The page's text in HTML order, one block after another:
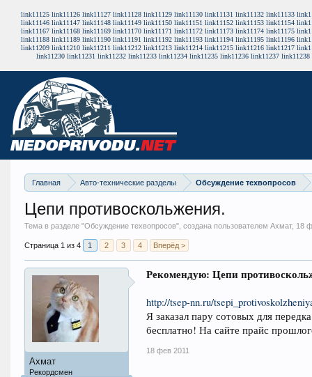
link11125 link11126 link11127 link11128 link11129 link11130 link11131 link11132 link11133
link11146 link11147 link11148 link11149 link11150 link11151 link11152 link11153 link11154
link11167 link11168 link11169 link11170 link11171 link11172 link11173 link11174 link11175
link11188 link11189 link11190 link11191 link11192 link11193 link11194 link11195 link11196
link11209 link11210 link11211 link11212 link11213 link11214 link11215 link11216 link11217
link11230 link11231 link11232 link11233 link11234 link11235 link11236 link11237 link11238
Главная Авто-технические разделы Обсуждение техвопросов
Цепи противоскольжения.
Тема в разделе "Обсуждение техвопросов", создана пользователем Ахмат, 18
Страница 1 из 4 1 2 3 4 Вперёд >
Ахмат
Рекордсмен
Рекомендую: Цепи
http://tsep-nn.ru/
Я заказал пару сотовых для
бесплатно! На сайте прайс
18 фев 2011